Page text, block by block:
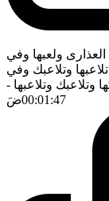
ولعبها وفي
وتلاعبك وفي
وتلاعبها -
00:01:47ضَ